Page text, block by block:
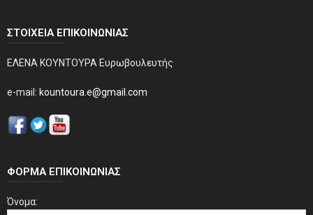
ΣΤΟΙΧΕΊΑ ΕΠΙΚΟΙΝΩΝΊΑΣ
ΕΛΕΝΑ ΚΟΥΝΤΟΥΡΑ Ευρωβουλευτής
e-mail: kountoura.e@gmail.com
ΦΌΡΜΑ ΕΠΙΚΟΙΝΩΝΊΑΣ
Όνομα: